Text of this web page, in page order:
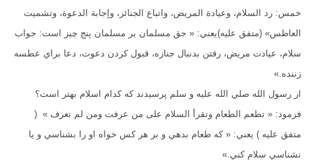
خمس: رد السلام، وعيادة المريض، واتباع الجنائز، وإجابة الدعوة، وتشميت
العاطس» (متفق عليه)يعني: « حق مسلمان بر مسلمان پنج چيز است: جواب
سلام، عيادت مريض، رفتن بدنبال جنازه، قبول کردن دعوت، دعا براي عطسه
زننده.»
از رسول الله صلي الله عليه و سلم پرسيدند که کدام اسلام بهتر است؟
فرمود: « تطعم الطعام وتقرأ السلام على من عرفت ومن لم تعرف » (
متفق عليه ) يعني: « که طعام بدهي و بر هر کس خواه او را بشناسي و يا
نشناسي سلام کني.»